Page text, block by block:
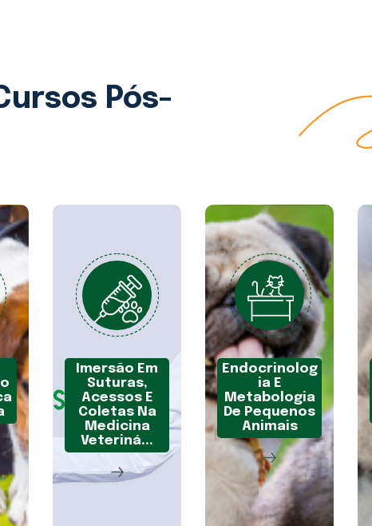
Pós-
Imersão Em
Suturas,
Acessos E
Coletas Na
Medicina
Veteriná...
Endocrinolog
Ia E
Metabologia
De Pequenos
Animais